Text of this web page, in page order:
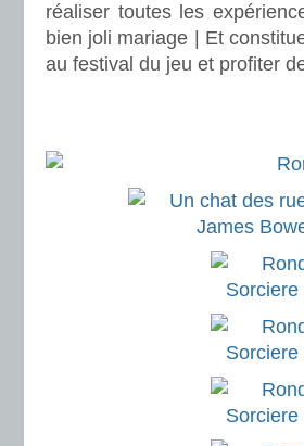
réaliser toutes les
bien joli mariage | Et
au festival du jeu et profiter